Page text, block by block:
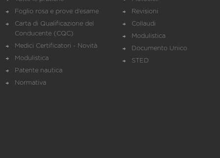
Foglio rosa e prove d’esame
Carta di Qualificazione del
Conducente (CQC)
Medici Certificatori - Novità
Modulistica
Patente nautica
Normativa
Revisioni
Collaudi
Modulistica
Documento Unico
STED